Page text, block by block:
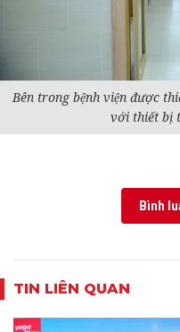
Bên trong bệnh viện được
với thiết bị
Bình
TIN LIÊN QUAN